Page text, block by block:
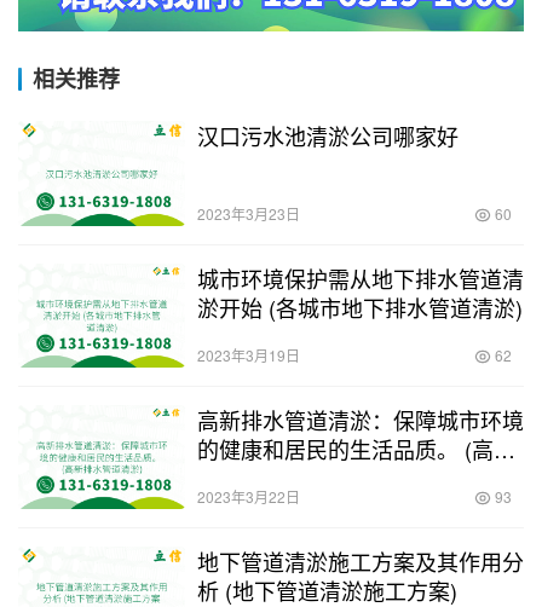
相关推荐
汉口污水池清淤公司哪家好
2023年3月23日 60
城市环境保护需从地下排水管道清
淤开始 (各城市地下排水管道清淤)
2023年3月19日 62
高新排水管道清淤：保障城市环境
的健康和居民的生活品质。 (高新
2023年3月22日 93
地下管道清淤施工方案及其作用分
析 (地下管道清淤施工方案)